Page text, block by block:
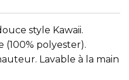
style Kawaii.
(100% polyester).
Lavable à la main